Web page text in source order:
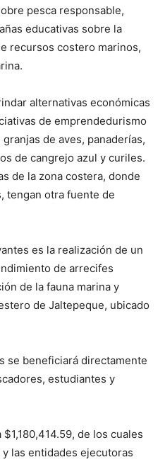
pesca responsable,
educativas sobre la
recursos costero marinos,
alternativas económicas
de emprendedurismo
de aves, panaderías,
de cangrejo azul y curiles.
de la zona costera, donde
tengan otra fuente de
es la realización de un
de arrecifes
de la fauna marina y
de Jaltepeque, ubicado
se beneficiará directamente
estudiantes y
de los cuales
las entidades ejecutoras